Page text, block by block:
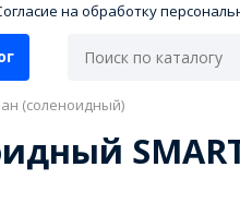
на обработку
(соленоидный)